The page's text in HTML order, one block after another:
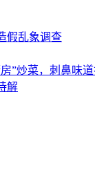
假乱象调查
”炒菜，刺鼻味
解